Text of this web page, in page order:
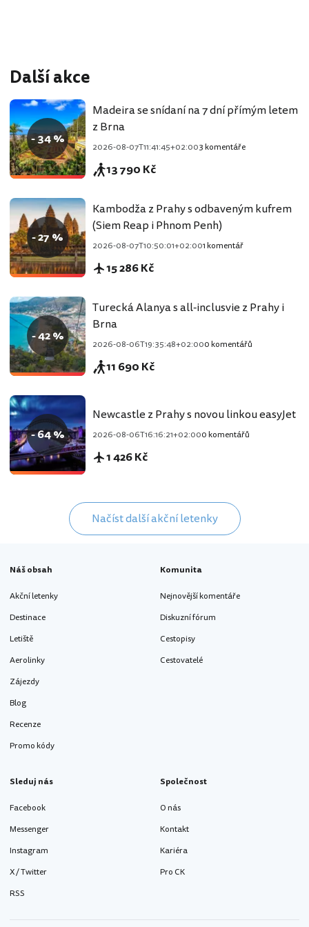
Další akce
- 34 %
Madeira se snídaní na 7 dní přímým letem
z Brna
2026-08-07T11:41:45+02:003 komentáře
13 790 Kč
- 27 %
Kambodža z Prahy s odbaveným kufrem
(Siem Reap i Phnom Penh)
2026-08-07T10:50:01+02:001 komentář
15 286 Kč
- 42 %
Turecká Alanya s all-inclusvie z Prahy i
Brna
2026-08-06T19:35:48+02:000 komentářů
11 690 Kč
- 64 %
Newcastle z Prahy s novou linkou easyJet
2026-08-06T16:16:21+02:000 komentářů
1 426 Kč
Načíst další akční letenky
Náš obsah
Akční letenky
Destinace
Letiště
Aerolinky
Zájezdy
Blog
Recenze
Promo kódy
Komunita
Nejnovější komentáře
Diskuzní fórum
Cestopisy
Cestovatelé
Sleduj nás
Facebook
Messenger
Instagram
X / Twitter
RSS
Společnost
O nás
Kontakt
Kariéra
Pro CK